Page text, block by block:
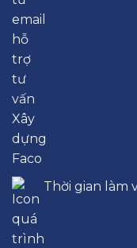
Thời gian làm